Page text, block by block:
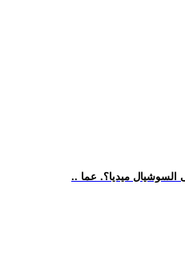
السوشيال ميديا؟. عما